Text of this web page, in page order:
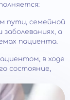
пути, семейной
а
пациента.
в ходе
состояние,